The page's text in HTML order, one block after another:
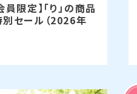
員限定】「り」の商品
セール（2026年